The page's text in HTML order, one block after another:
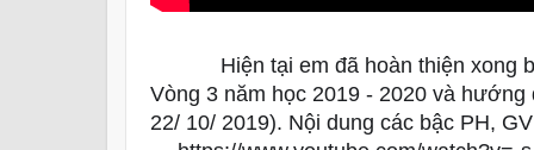
Hiện tại em đã hoàn thiện xong
Vòng 3 năm học 2019 - 2020 và
22/ 10/ 2019). Nội dung các bậc PH,